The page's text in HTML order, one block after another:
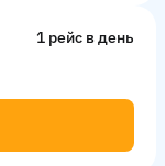
1 рейс в день